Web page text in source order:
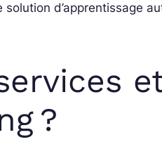
d’apprentissage
?